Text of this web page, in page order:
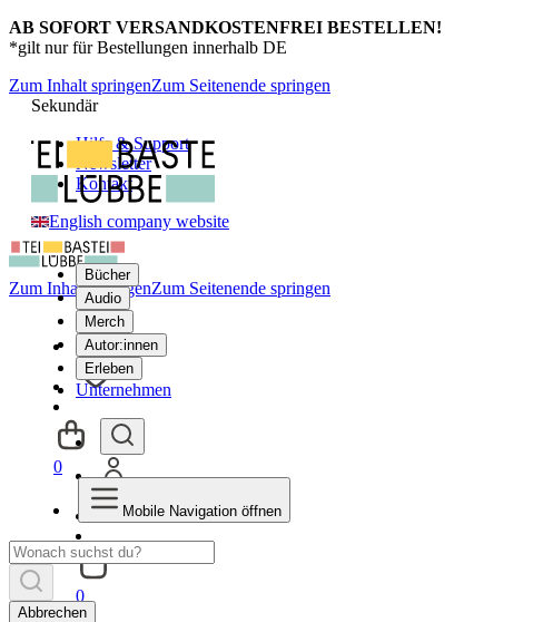
AB SOFORT VERSANDKOSTENFREI BESTELLEN!
*gilt nur für Bestellungen innerhalb DE
Zum Inhalt springenZum Seitenende springen
Sekundär
Hilfe & Support
Newsletter
Kontakt
English company website
Bücher
Audio
Merch
Autor:innen
Erleben
Unternehmen
0
Zum Inhalt springenZum Seitenende springen
0
Mobile Navigation öffnen
Abbrechen